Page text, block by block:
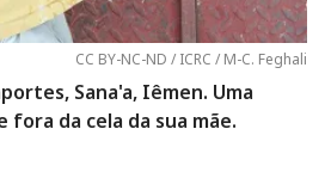
CC BY-NC-ND / ICRC / M-C. Feghali
Sana'a, Iêmen. Uma
fora da cela da sua mãe.